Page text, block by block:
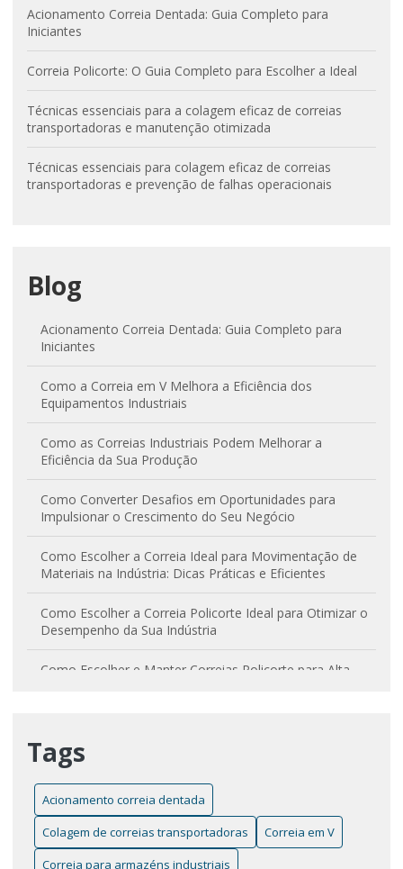
Acionamento Correia Dentada: Guia Completo para
Iniciantes
Correia Policorte: O Guia Completo para Escolher a Ideal
Técnicas essenciais para a colagem eficaz de correias
transportadoras e manutenção otimizada
Técnicas essenciais para colagem eficaz de correias
transportadoras e prevenção de falhas operacionais
Blog
Acionamento Correia Dentada: Guia Completo para
Iniciantes
Como a Correia em V Melhora a Eficiência dos
Equipamentos Industriais
Como as Correias Industriais Podem Melhorar a
Eficiência da Sua Produção
Como Converter Desafios em Oportunidades para
Impulsionar o Crescimento do Seu Negócio
Como Escolher a Correia Ideal para Movimentação de
Materiais na Indústria: Dicas Práticas e Eficientes
Como Escolher a Correia Policorte Ideal para Otimizar o
Desempenho da Sua Indústria
Como Escolher e Manter Correias Policorte para Alta
Curvas para Otimizar Processos Industriais
Correia em V Lisa: Como Melhorar o Desempenho e
Aumentar a Durabilidade da Sua Máquina
Correia em V: Entenda sua Importância e Aplicações
Essenciais na Indústria
Tags
Acionamento correia dentada
Colagem de correias transportadoras
Correia em V
Correia para armazéns industriais